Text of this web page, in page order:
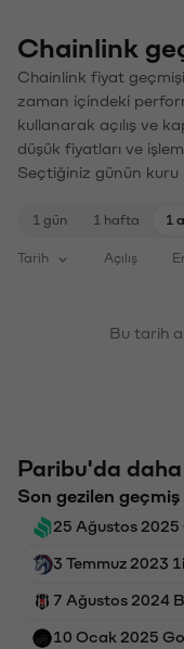
Chainlink
Chainlink fiyat
zaman içindeki
kullanarak açılış ve
düşük fiyatları ve
Seçtiğiniz günün kuru
1 gün 1 hafta 1
Tarih Açılış
Bu tarih
Paribu'da daha
Son gezilen
25 Ağustos
3 Temmuz 2023
7 Ağustos 2024
10 Ocak 2025